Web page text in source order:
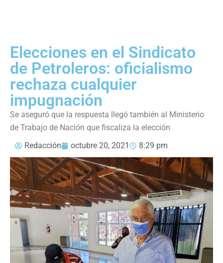
Elecciones en el Sindicato
de Petroleros: oficialismo
rechaza cualquier
impugnación
Se aseguró que la respuesta llegó también al Ministerio
de Trabajo de Nación que fiscaliza la elección
Redacción
octubre 20, 2021 8:29 pm